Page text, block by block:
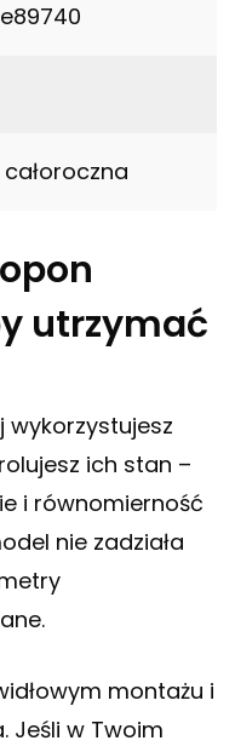
utrzymać
wykorzystujesz
ich stan –
i równomierność
nie zadziała
montażu i
Jeśli w Twoim